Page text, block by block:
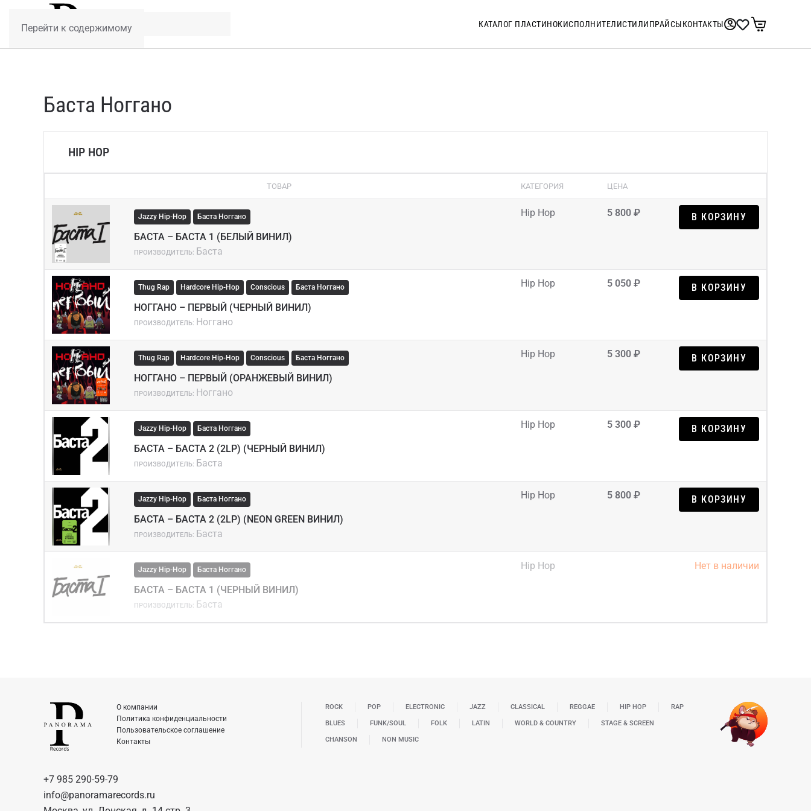
Перейти к содержимому КАТАЛОГ ПЛАСТИНОКИСПОЛНИТЕЛИСТИЛИПРАЙСЫКОНТАКТЫ
Баста Ноггано
HIP HOP
ТОВАР КАТЕГОРИЯ ЦЕНА
Jazzy Hip-Hop Баста Ноггано
БАСТА – БАСТА 1 (БЕЛЫЙ ВИНИЛ)
ПРОИЗВОДИТЕЛЬ: Баста
Hip Hop 5 800 ₽ В КОРЗИНУ
Thug Rap Hardcore Hip-Hop Conscious Баста Ноггано
НОГГАНО – ПЕРВЫЙ (ЧЕРНЫЙ ВИНИЛ)
ПРОИЗВОДИТЕЛЬ: Ноггано
Hip Hop 5 050 ₽ В КОРЗИНУ
Thug Rap Hardcore Hip-Hop Conscious Баста Ноггано
НОГГАНО – ПЕРВЫЙ (ОРАНЖЕВЫЙ ВИНИЛ)
ПРОИЗВОДИТЕЛЬ: Ноггано
Hip Hop 5 300 ₽ В КОРЗИНУ
Jazzy Hip-Hop Баста Ноггано
БАСТА – БАСТА 2 (2LP) (ЧЕРНЫЙ ВИНИЛ)
ПРОИЗВОДИТЕЛЬ: Баста
Hip Hop 5 300 ₽ В КОРЗИНУ
Jazzy Hip-Hop Баста Ноггано
БАСТА – БАСТА 2 (2LP) (NEON GREEN ВИНИЛ)
ПРОИЗВОДИТЕЛЬ: Баста
Hip Hop 5 800 ₽ В КОРЗИНУ
Jazzy Hip-Hop Баста Ноггано
БАСТА – БАСТА 1 (ЧЕРНЫЙ ВИНИЛ)
ПРОИЗВОДИТЕЛЬ: Баста
Hip Hop Нет в наличии
О компании
Политика конфиденциальности
Пользовательское соглашение
Контакты
ROCK POP ELECTRONIC JAZZ CLASSICAL REGGAE HIP HOP RAP
BLUES FUNK/SOUL FOLK LATIN WORLD & COUNTRY STAGE & SCREEN
CHANSON NON MUSIC
+7 985 290-59-79
info@panoramarecords.ru